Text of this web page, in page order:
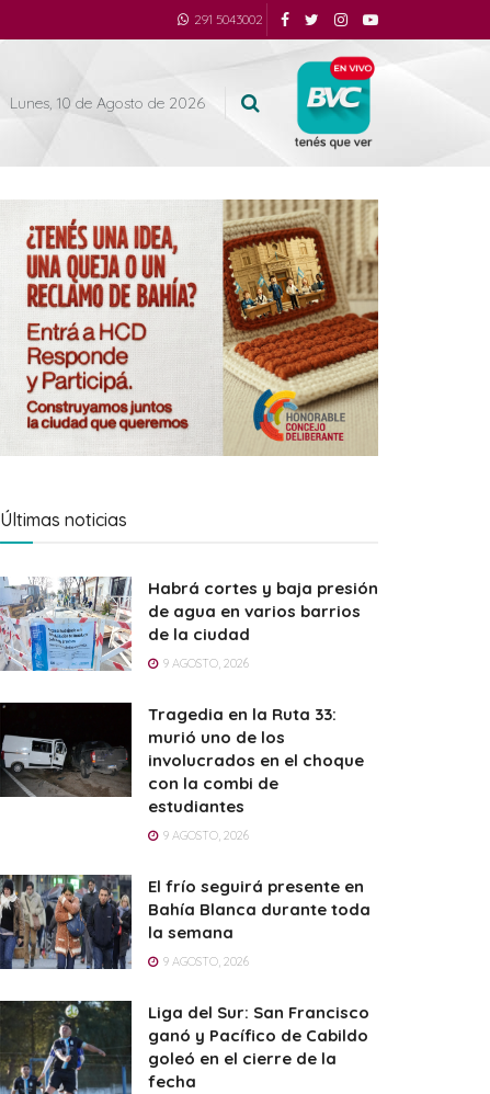
291 5043002
Lunes, 10 de Agosto de 2026
Últimas noticias
Habrá cortes y baja presión
de agua en varios barrios
de la ciudad
9 AGOSTO, 2026
Tragedia en la Ruta 33:
murió uno de los
involucrados en el choque
con la combi de
estudiantes
9 AGOSTO, 2026
El frío seguirá presente en
Bahía Blanca durante toda
la semana
9 AGOSTO, 2026
Liga del Sur: San Francisco
ganó y Pacífico de Cabildo
goleó en el cierre de la
fecha